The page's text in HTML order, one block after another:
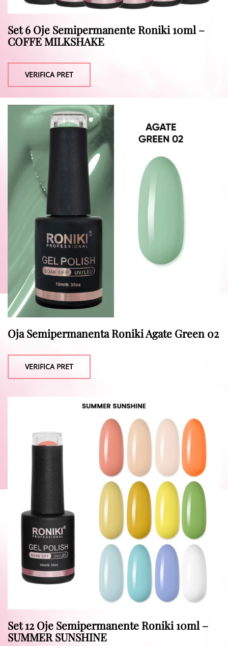
Set 6 Oje Semipermanente Roniki 10ml –
COFFE MILKSHAKE
VERIFICA PRET
Oja Semipermanenta Roniki Agate Green 02
VERIFICA PRET
Set 12 Oje Semipermanente Roniki 10ml –
SUMMER SUNSHINE